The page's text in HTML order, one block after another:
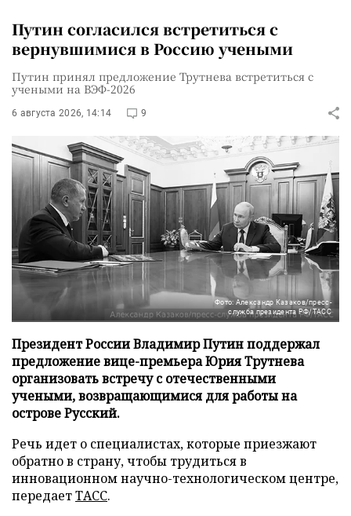
Путин согласился встретиться с
вернувшимися в Россию учеными
Путин принял предложение Трутнева встретиться с
учеными на ВЭФ-2026
6 августа 2026, 14:14 9
Фото: Александр Казаков/пресс-
служба президента РФ/ТАСС
Президент России Владимир Путин поддержал
предложение вице-премьера Юрия Трутнева
организовать встречу с отечественными
учеными, возвращающимися для работы на
острове Русский.
Речь идет о специалистах, которые приезжают
обратно в страну, чтобы трудиться в
инновационном научно-технологическом центре,
передаетТАСС.